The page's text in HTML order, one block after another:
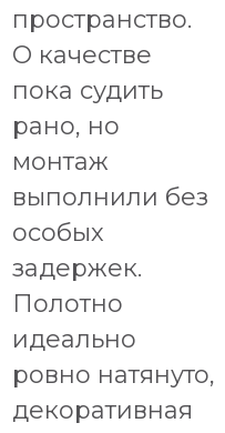
пространство.
О качестве
пока судить
рано, но
монтаж
выполнили без
особых
задержек.
Полотно
идеально
ровно натянуто,
декоративная